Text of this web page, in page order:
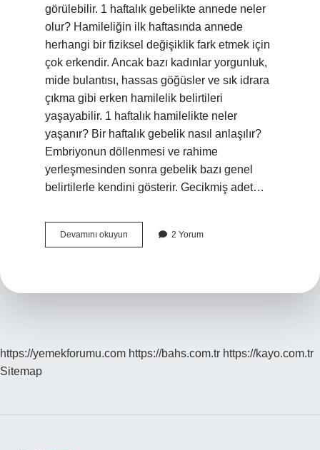
görülebilir. 1 haftalık gebelikte annede neler
olur? Hamileliğin ilk haftasında annede
herhangi bir fiziksel değişiklik fark etmek için
çok erkendir. Ancak bazı kadınlar yorgunluk,
mide bulantısı, hassas göğüsler ve sık idrara
çıkma gibi erken hamilelik belirtileri
yaşayabilir. 1 haftalık hamilelikte neler
yaşanır? Bir haftalık gebelik nasıl anlaşılır?
Embriyonun döllenmesi ve rahime
yerleşmesinden sonra gebelik bazı genel
belirtilerle kendini gösterir. Gecikmiş adet…
Devamını okuyun Gebelikte
Ilk
2 Yorum
https://yemekforumu.com https://bahs.com.tr https://kayo.com.tr
Sitemap